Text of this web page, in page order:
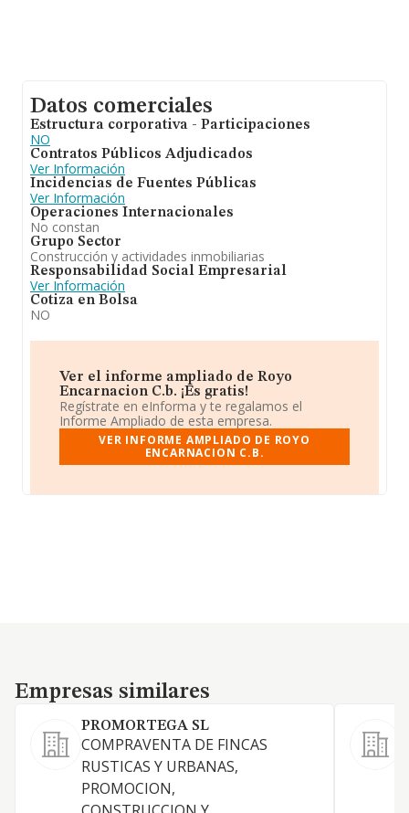
Datos comerciales
Estructura corporativa - Participaciones
NO
Contratos Públicos Adjudicados
Ver Información
Incidencias de Fuentes Públicas
Ver Información
Operaciones Internacionales
No constan
Grupo Sector
Construcción y actividades inmobiliarias
Responsabilidad Social Empresarial
Ver Información
Cotiza en Bolsa
NO
Ver el informe ampliado de Royo
Encarnacion C.b. ¡Es gratis!
Regístrate en eInforma y te regalamos el
Informe Ampliado de esta empresa.
VER INFORME AMPLIADO DE ROYO
ENCARNACION C.B.
Empresas similares
Empresas similares
PROMORTEGA SL
COMPRAVENTA DE FINCAS
RUSTICAS Y URBANAS,
PROMOCION,